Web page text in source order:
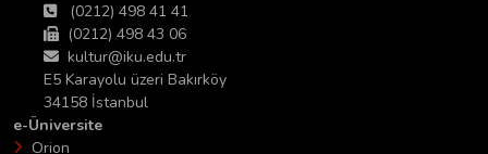
(0212) 498 41 41
(0212) 498 43 06
kultur@iku.edu.tr
E5 Karayolu üzeri Bakırköy
34158 İstanbul
e-Üniversite
Orion